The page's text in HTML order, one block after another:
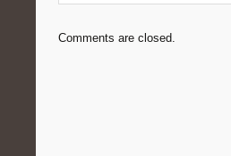
Comments are closed.